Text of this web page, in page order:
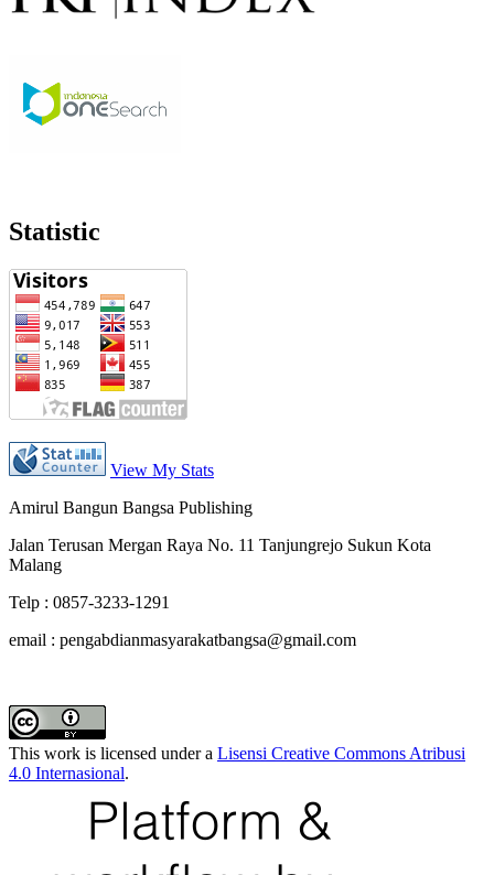
Statistic
View My Stats
Amirul Bangun Bangsa Publishing
Jalan Terusan Mergan Raya No. 11 Tanjungrejo Sukun Kota
Malang
Telp : 0857-3233-1291
email : pengabdianmasyarakatbangsa@gmail.com
This work is licensed under a Lisensi Creative Commons Atribusi
4.0 Internasional.